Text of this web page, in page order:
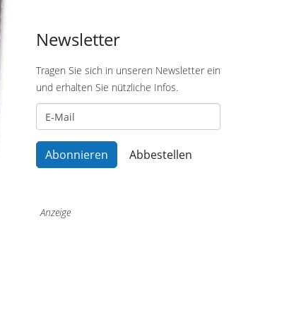
Newsletter
Tragen Sie sich in unseren Newsletter ein
und erhalten Sie nützliche Infos.
Anzeige